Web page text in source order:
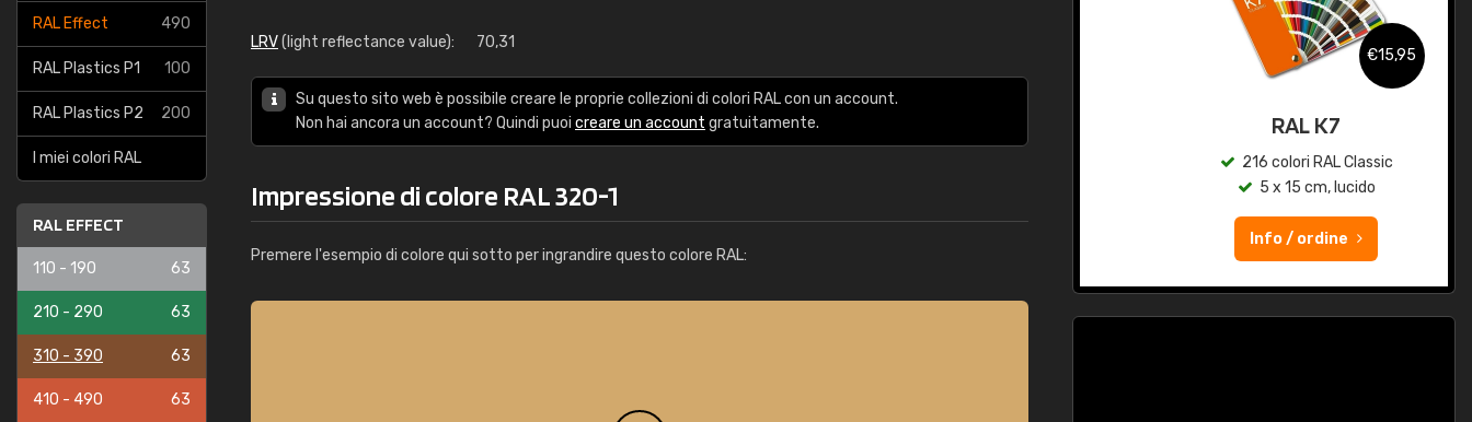
RAL Effect 490
RAL Plastics P1 100
RAL Plastics P2 200
I miei colori RAL
RAL EFFECT
110 - 190 63
210 - 290 63
310 - 390 63
410 - 490 63
LRV(light reflectance value): 70,31
Su questo sito web è possibile creare le proprie collezioni di colori RAL con un account.
Non hai ancora un account? Quindi puoi creare un account gratuitamente.
Impressione di colore RAL 320-1
Premere l'esempio di colore qui sotto per ingrandire questo colore RAL:
RAL K7 a base d'acqua
€15,95
RAL K7
216 colori RAL Classic
5 x 15 cm, lucido
Info / ordine